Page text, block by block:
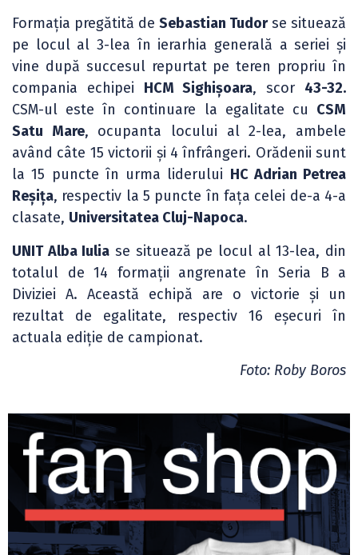
Formația pregătită de Sebastian Tudorse situează
pe locul al 3-lea în ierarhia generală a seriei și
vine după succesul repurtat pe teren propriu în
compania echipei HCM Sighișoara, scor 43-32.
CSM-ul este în continuare la egalitate cu CSM
Satu Mare, ocupanta locului al 2-lea, ambele
având câte 15 victorii și 4 înfrângeri. Orădenii sunt
la 15 puncte în urma liderului HC Adrian Petrea
Reșița, respectiv la 5 puncte în fața celei de-a 4-a
clasate, Universitatea Cluj-Napoca.
UNIT Alba Iulia se situează pe locul al 13-lea, din
totalul de 14 formații angrenate în Seria B a
Diviziei A. Această echipă are o victorie și un
rezultat de egalitate, respectiv 16 eșecuri în
actuala ediție de campionat.
Foto: Roby Boros